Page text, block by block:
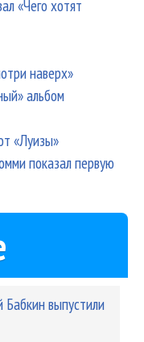
«Чего хотят
наверх»
альбом
«Луизы»
показал первую
выпустили